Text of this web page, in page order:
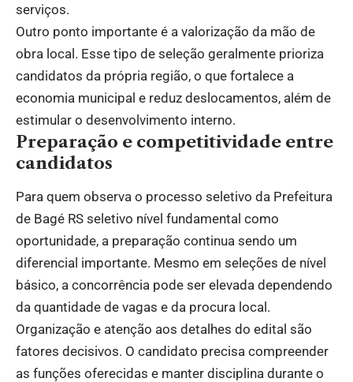
serviços.
Outro ponto importante é a valorização da mão de
obra local. Esse tipo de seleção geralmente prioriza
candidatos da própria região, o que fortalece a
economia municipal e reduz deslocamentos, além de
estimular o desenvolvimento interno.
Preparação e competitividade entre
candidatos
Para quem observa o processo seletivo da Prefeitura
de Bagé RS seletivo nível fundamental como
oportunidade, a preparação continua sendo um
diferencial importante. Mesmo em seleções de nível
básico, a concorrência pode ser elevada dependendo
da quantidade de vagas e da procura local.
Organização e atenção aos detalhes do edital são
fatores decisivos. O candidato precisa compreender
as funções oferecidas e manter disciplina durante o